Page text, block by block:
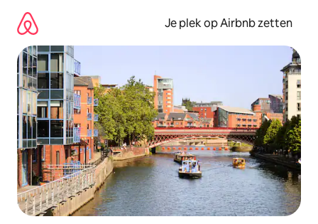
direct
naar
inhoud
Je plek op Airbnb zetten